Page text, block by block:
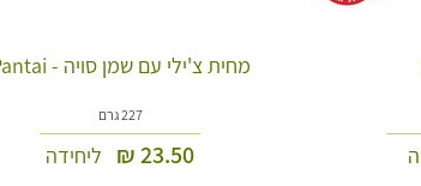
מחית צ'ילי עם שמן סויה - Pantai
227 גרם
23.50
₪ ליחידה